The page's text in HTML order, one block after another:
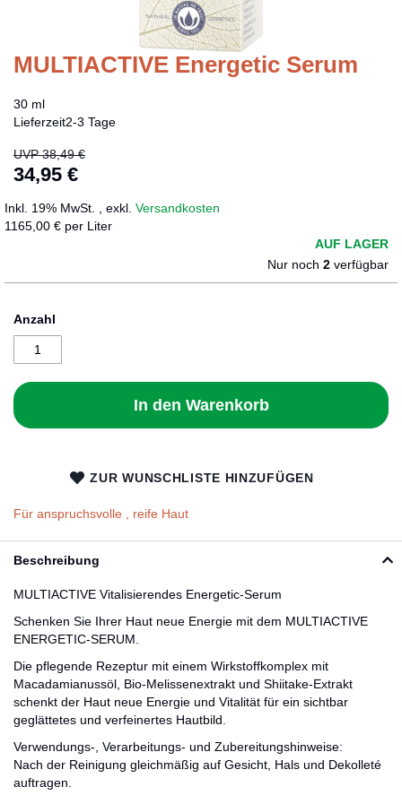
MULTIACTIVE Energetic Serum
30 ml
Lieferzeit2-3 Tage
UVP 38,49 €
Sonderangebot
34,95 €
Inkl. 19% MwSt. exkl. Versandkosten
1165,00 € per Liter
AUF LAGER
Nur noch 2 verfügbar
Anzahl
In den Warenkorb
ZUR WUNSCHLISTE HINZUFÜGEN
Für anspruchsvolle , reife Haut
Zum
Beschreibung
MULTIACTIVE Vitalisierendes Energetic-Serum
Schenken Sie Ihrer Haut neue Energie mit dem MULTIACTIVE
ENERGETIC-SERUM.
Die pflegende Rezeptur mit einem Wirkstoffkomplex mit
Macadamianussöl, Bio-Melissenextrakt und Shiitake-Extrakt
schenkt der Haut neue Energie und Vitalität für ein sichtbar
geglättetes und verfeinertes Hautbild.
Verwendungs-, Verarbeitungs- und Zubereitungshinweise:
Nach der Reinigung gleichmäßig auf Gesicht, Hals und Dekolleté
auftragen.